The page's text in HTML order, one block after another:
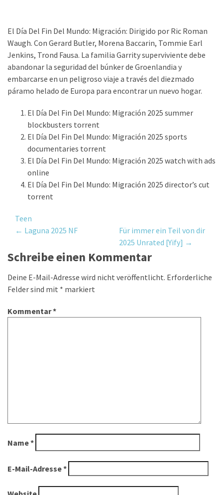
El Día Del Fin Del Mundo: Migración: Dirigido por Ric Roman
Waugh. Con Gerard Butler, Morena Baccarin, Tommie Earl
Jenkins, Trond Fausa. La familia Garrity superviviente debe
abandonar la seguridad del búnker de Groenlandia y
embarcarse en un peligroso viaje a través del diezmado
páramo helado de Europa para encontrar un nuevo hogar.
El Día Del Fin Del Mundo: Migración 2025 summer
blockbusters torrent
El Día Del Fin Del Mundo: Migración 2025 sports
documentaries torrent
El Día Del Fin Del Mundo: Migración 2025 watch with ads
online
El Día Del Fin Del Mundo: Migración 2025 director’s cut
torrent
Teen
Post
navigation
← Laguna 2025 NF
Für immer ein Teil von dir
2025 Unrated [Yify] →
Schreibe einen Kommentar
Deine E-Mail-Adresse wird nicht veröffentlicht. Erforderliche
Felder sind mit * markiert
Kommentar*
Name*
E-Mail-Adresse*